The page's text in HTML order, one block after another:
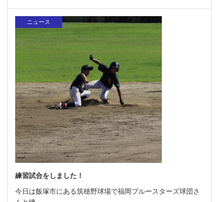
ニュース
練習試合をしました！
今日は飯塚市にある筑穂野球場で福岡ブルースターズ球団さ